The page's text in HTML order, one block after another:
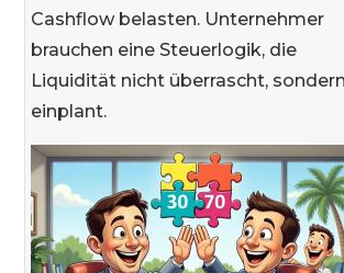
Cashflow belasten. Unternehmer
brauchen eine Steuerlogik, die
Liquidität nicht überrascht, sondern
einplant.